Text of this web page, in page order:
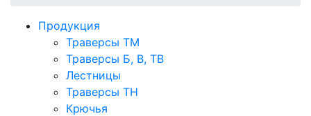
Продукция
Траверсы ТМ
Траверсы Б, В, ТВ
Лестницы
Траверсы ТН
Крючья